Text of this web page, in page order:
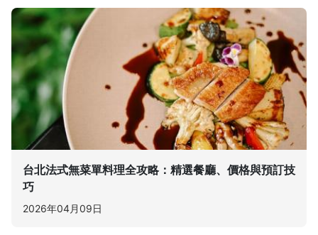
台北法式無菜單料理全攻略：精選餐廳、價格與預訂技
巧
2026年04月09日